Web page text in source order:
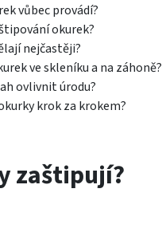
vůbec provádí?
okurek?
nejčastěji?
ve skleníku a na záhoně?
ovlivnit úrodu?
krok za krokem?
zaštipují?